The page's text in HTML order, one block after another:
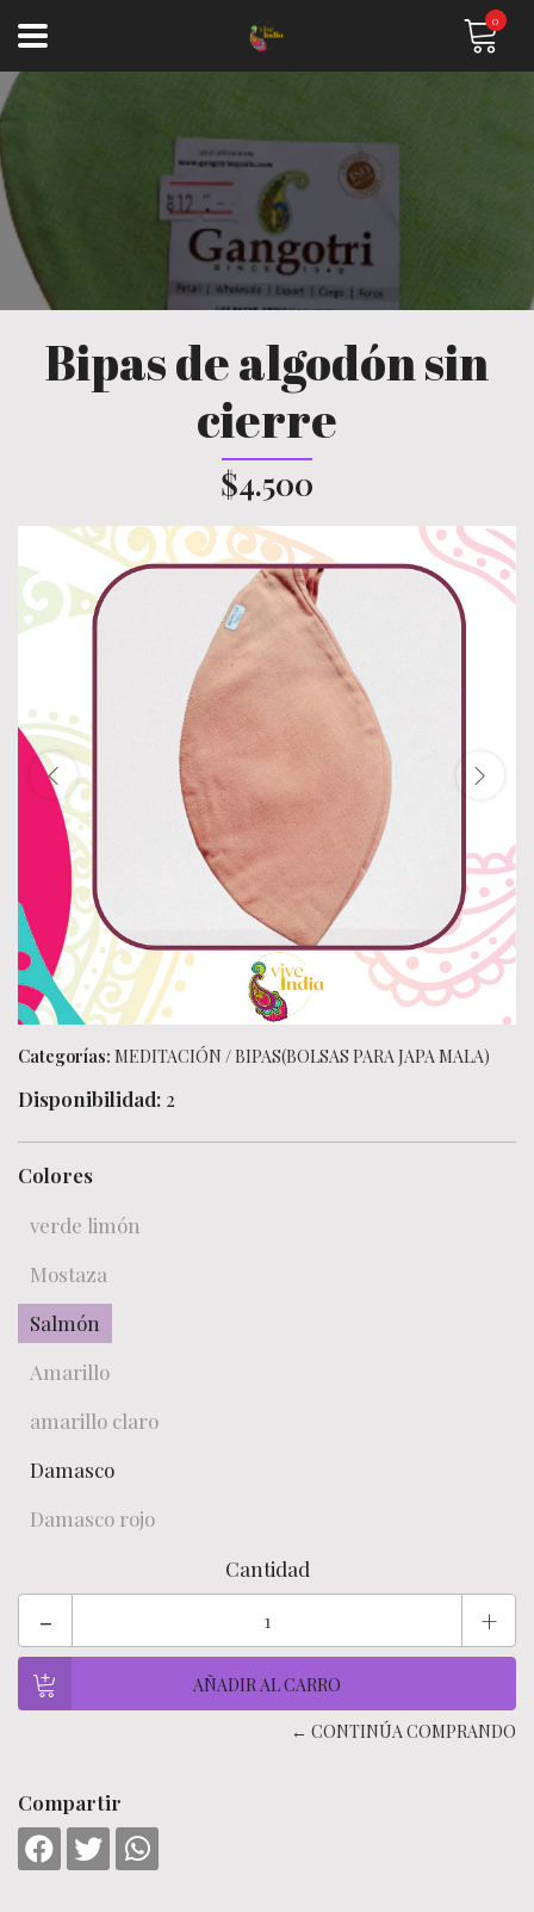
0
Bipas de algodón sin
cierre
$4.500
Categorías: MEDITACIÓN /BIPAS(BOLSAS PARA JAPA MALA)
Disponibilidad: 2
Colores
verde limón
Mostaza
Salmón
Amarillo
amarillo claro
Damasco
Damasco rojo
Cantidad
- +
← CONTINÚA COMPRANDO
Compartir